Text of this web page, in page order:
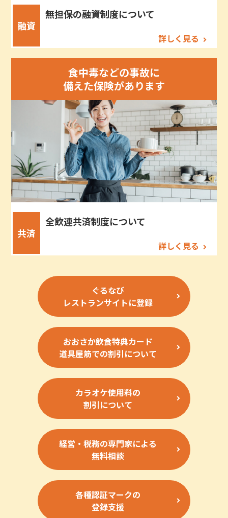
融資
無担保の融資制度について
詳しく見る
食中毒などの事故に
備えた保険があります
共済
全飲連共済制度について
詳しく見る
ぐるなび
レストランサイトに登録
おおさか飲食特典カード
道具屋筋での割引について
カラオケ使用料の
割引について
経営・税務の専門家による
無料相談
各種認証マークの
登録支援